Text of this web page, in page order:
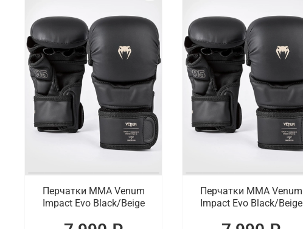
Перчатки ММА Venum
Impact Evo Black/Beige
Перчатки ММА Venum
Impact Evo Black/Beige